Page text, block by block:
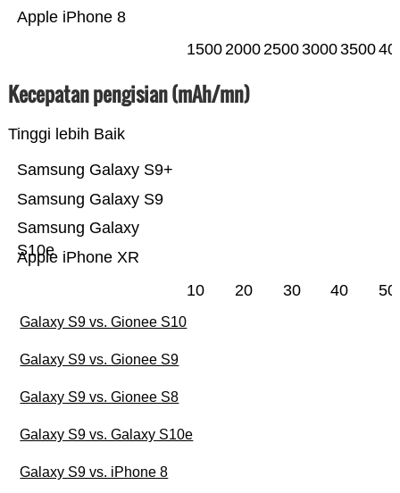
Apple iPhone 8
15002000250030003500
Kecepatan pengisian (mAh/mn)
Tinggi lebih Baik
Apple iPhone XR
Samsung Galaxy
S10e
Samsung Galaxy S9
Samsung Galaxy S9+
10 20 30 40 50
Galaxy S9 vs. Gionee S10
Galaxy S9 vs. Gionee S9
Galaxy S9 vs. Gionee S8
Galaxy S9 vs. Galaxy S10e
Galaxy S9 vs. iPhone 8